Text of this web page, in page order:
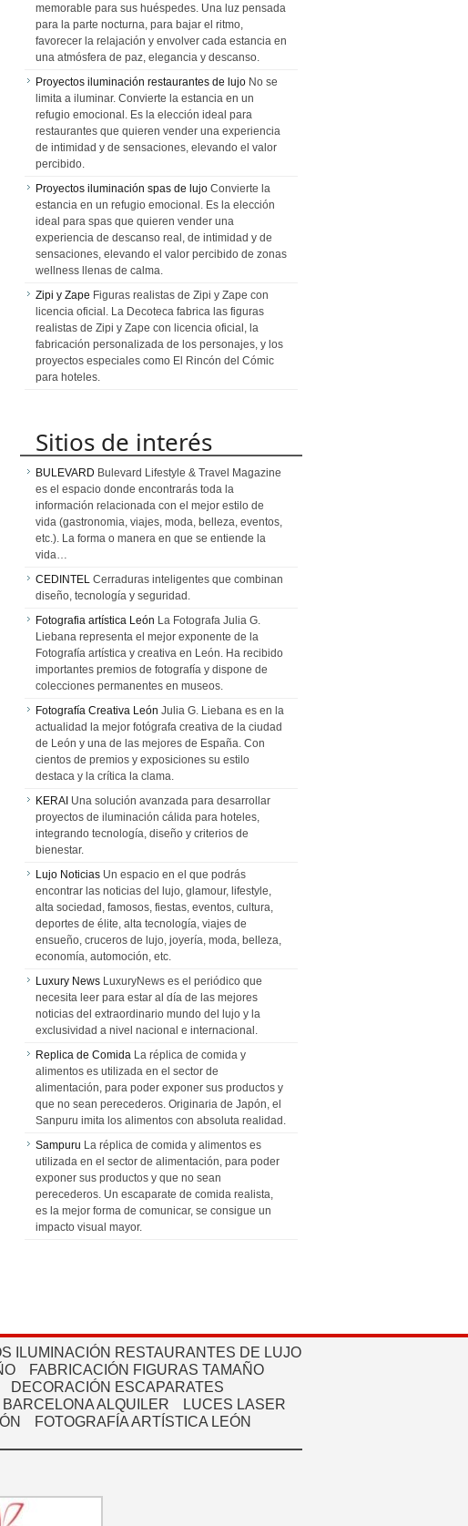
memorable para sus huéspedes. Una luz pensada
para la parte nocturna, para bajar el ritmo,
favorecer la relajación y envolver cada estancia en
una atmósfera de paz, elegancia y descanso.
Proyectos iluminación restaurantes de lujo No se
limita a iluminar. Convierte la estancia en un
refugio emocional. Es la elección ideal para
restaurantes que quieren vender una experiencia
de intimidad y de sensaciones, elevando el valor
percibido.
Proyectos iluminación spas de lujo Convierte la
estancia en un refugio emocional. Es la elección
ideal para spas que quieren vender una
experiencia de descanso real, de intimidad y de
sensaciones, elevando el valor percibido de zonas
wellness llenas de calma.
Zipi y Zape Figuras realistas de Zipi y Zape con
licencia oficial. La Decoteca fabrica las figuras
realistas de Zipi y Zape con licencia oficial, la
fabricación personalizada de los personajes, y los
proyectos especiales como El Rincón del Cómic
para hoteles.
Sitios de interés
BULEVARD Bulevard Lifestyle & Travel Magazine
es el espacio donde encontrarás toda la
información relacionada con el mejor estilo de
vida (gastronomia, viajes, moda, belleza, eventos,
etc.). La forma o manera en que se entiende la
vida…
CEDINTEL Cerraduras inteligentes que combinan
diseño, tecnología y seguridad.
Fotografia artística León La Fotografa Julia G.
Liebana representa el mejor exponente de la
Fotografía artística y creativa en León. Ha recibido
importantes premios de fotografía y dispone de
colecciones permanentes en museos.
Fotografía Creativa León Julia G. Liebana es en la
actualidad la mejor fotógrafa creativa de la ciudad
de León y una de las mejores de España. Con
cientos de premios y exposiciones su estilo
destaca y la crítica la clama.
KERAI Una solución avanzada para desarrollar
proyectos de iluminación cálida para hoteles,
integrando tecnología, diseño y criterios de
bienestar.
Lujo Noticias Un espacio en el que podrás
encontrar las noticias del lujo, glamour, lifestyle,
alta sociedad, famosos, fiestas, eventos, cultura,
deportes de élite, alta tecnología, viajes de
ensueño, cruceros de lujo, joyería, moda, belleza,
economía, automoción, etc.
Luxury News LuxuryNews es el periódico que
necesita leer para estar al día de las mejores
noticias del extraordinario mundo del lujo y la
exclusividad a nivel nacional e internacional.
Replica de Comida La réplica de comida y
alimentos es utilizada en el sector de
alimentación, para poder exponer sus productos y
que no sean perecederos. Originaria de Japón, el
Sanpuru imita los alimentos con absoluta realidad.
Sampuru La réplica de comida y alimentos es
utilizada en el sector de alimentación, para poder
exponer sus productos y que no sean
perecederos. Un escaparate de comida realista,
es la mejor forma de comunicar, se consigue un
impacto visual mayor.
ILUMINACIÓN RESTAURANTES DE LUJO
FABRICACIÓN FIGURAS TAMAÑO
DECORACIÓN ESCAPARATES
ALQUILER
LUCES LASER
FOTOGRAFÍA ARTÍSTICA LEÓN